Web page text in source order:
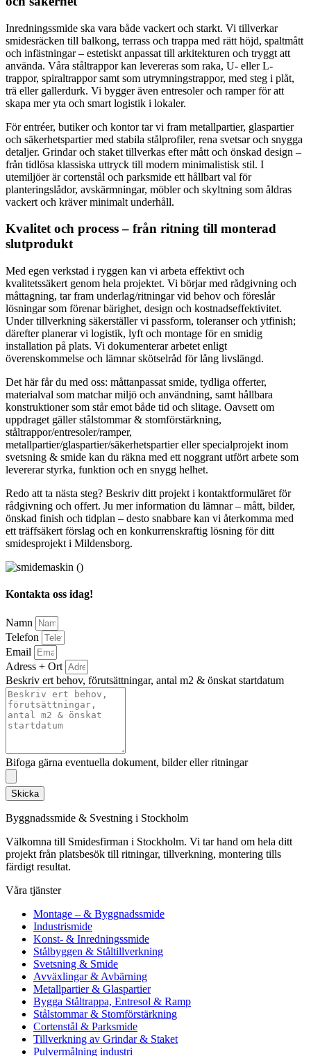
Inredningssmide ska vara både vackert och starkt. Vi tillverkar
smidesräcken till balkong, terrass och trappa med rätt höjd, spaltmått
och infästningar – estetiskt anpassat till arkitekturen och tryggt att
använda. Våra ståltrappor kan levereras som raka, U- eller L-
trappor, spiraltrappor samt som utrymningstrappor, med steg i plåt,
trä eller gallerdurk. Vi bygger även entresoler och ramper för att
skapa mer yta och smart logistik i lokaler.
För entréer, butiker och kontor tar vi fram metallpartier, glaspartier
och säkerhetspartier med stabila stålprofiler, rena svetsar och snygga
detaljer. Grindar och staket tillverkas efter mått och önskad design –
från tidlösa klassiska uttryck till modern minimalistisk stil. I
utemiljöer är cortenstål och parksmide ett hållbart val för
planteringslådor, avskärmningar, möbler och skyltning som åldras
vackert och kräver minimalt underhåll.
Kvalitet och process – från ritning till monterad
slutprodukt
Med egen verkstad i ryggen kan vi arbeta effektivt och
kvalitetssäkert genom hela projektet. Vi börjar med rådgivning och
måttagning, tar fram underlag/ritningar vid behov och föreslår
lösningar som förenar bärighet, design och kostnadseffektivitet.
Under tillverkning säkerställer vi passform, toleranser och ytfinish;
därefter planerar vi logistik, lyft och montage för en smidig
installation på plats. Vi dokumenterar arbetet enligt
överenskommelse och lämnar skötselråd för lång livslängd.
Det här får du med oss: måttanpassat smide, tydliga offerter,
materialval som matchar miljö och användning, samt hållbara
konstruktioner som står emot både tid och slitage. Oavsett om
uppdraget gäller stålstommar & stomförstärkning,
ståltrappor/entresoler/ramper,
metallpartier/glaspartier/säkerhetspartier eller specialprojekt inom
svetsning & smide kan du räkna med ett noggrant utfört arbete som
levererar styrka, funktion och en snygg helhet.
Redo att ta nästa steg? Beskriv ditt projekt i kontaktformuläret för
rådgivning och offert. Ju mer information du lämnar – mått, bilder,
önskad finish och tidplan – desto snabbare kan vi återkomma med
ett träffsäkert förslag och en konkurrenskraftig lösning för ditt
smidesprojekt i Mildensborg.
Kontakta oss idag!
Namn
Telefon
Email
Adress + Ort
Beskriv ert behov, förutsättningar, antal m2 & önskat startdatum
Bifoga gärna eventuella dokument, bilder eller ritningar
Skicka
Byggnadssmide & Svestning i Stockholm
Välkomna till Smidesfirman i Stockholm. Vi tar hand om hela ditt
projekt från platsbesök till ritningar, tillverkning, montering tills
färdigt resultat.
Våra tjänster
Montage – & Byggnadssmide
Industrismide
Konst- & Inredningssmide
Stålbyggen & Ståltillverkning
Svetsning & Smide
Avväxlingar & Avbärning
Metallpartier & Glaspartier
Bygga Ståltrappa, Entresol & Ramp
Stålstommar & Stomförstärkning
Cortenstål & Parksmide
Tillverkning av Grindar & Staket
Pulvermålning industri